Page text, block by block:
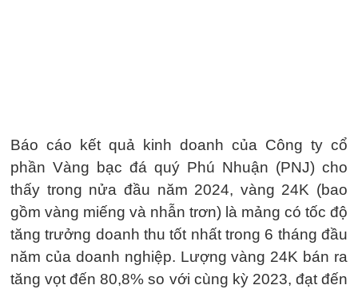
Báo cáo kết quả kinh doanh của Công ty cổ
phần Vàng bạc đá quý Phú Nhuận (PNJ) cho
thấy trong nửa đầu năm 2024, vàng 24K (bao
gồm vàng miếng và nhẫn trơn) là mảng có tốc độ
tăng trưởng doanh thu tốt nhất trong 6 tháng đầu
năm của doanh nghiệp. Lượng vàng 24K bán ra
tăng vọt đến 80,8% so với cùng kỳ 2023, đạt đến